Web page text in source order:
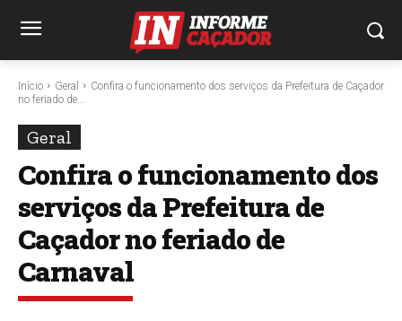
Início Geral
Confira o funcionamento dos serviços da Prefeitura de Caçador
no feriado de...
Geral
Confira o funcionamento dos
serviços da Prefeitura de
Caçador no feriado de
Carnaval